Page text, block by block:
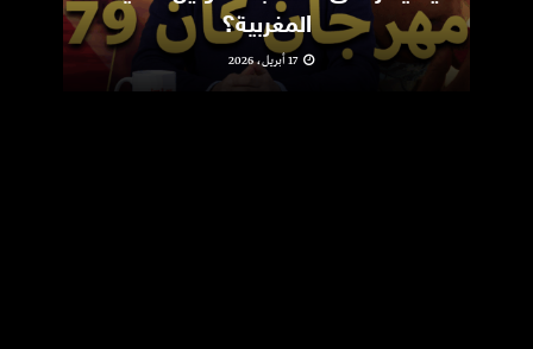
المغربية؟
17 أبريل، 2026